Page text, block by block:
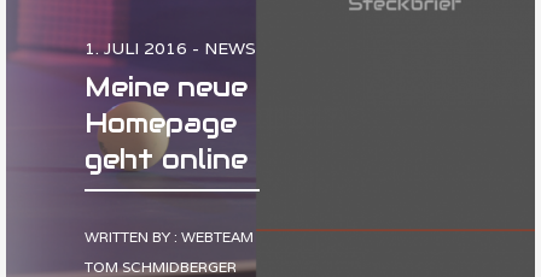
1. JULI 2016 - NEWS
Meine neue
Homepage
geht online
WRITTEN BY : WEBTEAM
TOM SCHMIDBERGER